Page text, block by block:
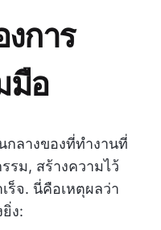
การ
มือ
กลางของที่ทำงานที่
รม, สร้างความไว้
ร็จ. นี่คือเหตุผลว่า
ง: